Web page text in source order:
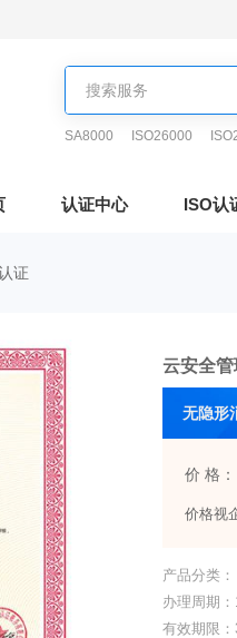
SA8000 ISO26000
认证中心 ISO认
证
云安全
无隐形
价 格：
价格视
产品分类：
办理周期：
有效期限：